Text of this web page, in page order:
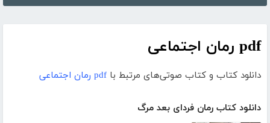
pdf رمان اجتماعی
دانلود کتاب و کتاب صوتی‌های مرتبط با pdf رمان اجتماعی
دانلود کتاب رمان فردای بعد مرگ